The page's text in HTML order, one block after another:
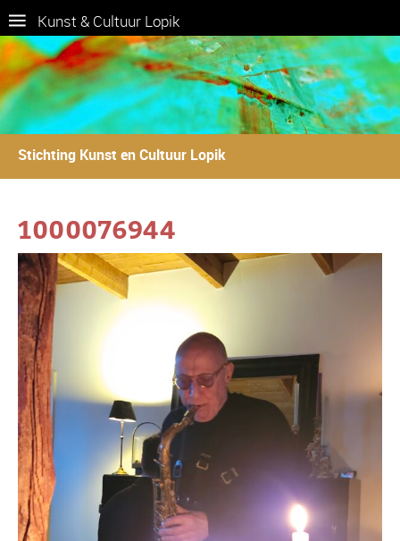
Kunst & Cultuur Lopik
Stichting Kunst en Cultuur Lopik
1000076944